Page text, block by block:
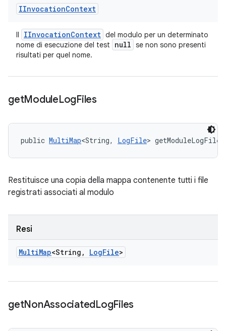
IInvocationContext
Il IInvocationContext del modulo per un determinato
nome di esecuzione del test
null se non sono presenti
risultati per quel nome.
getModuleLogFiles
public MultiMap<String, LogFile>
Restituisce una copia della mappa contenente tutti i file
registrati associati al modulo
Resi
MultiMap<String , LogFile>
getNonAssociatedLogFiles